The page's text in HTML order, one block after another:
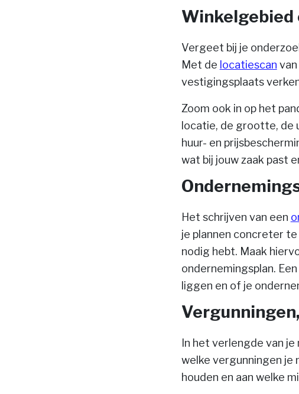
Winkelgebied
Vergeet bij je
Met de locatiescan
vestigingsplaats
Zoom ook in op het
locatie, de grootte, de
huur- en
wat bij jouw zaak past
Het schrijven van een
je plannen concreter
nodig hebt. Maak
ondernemingsplan.
liggen en of je
In het verlengde van
welke vergunningen je
houden en aan welke